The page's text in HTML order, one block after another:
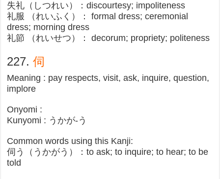
失礼（しつれい）：discourtesy; impoliteness​
礼服 （れいふく）： formal dress; ceremonial
dress; morning dress
礼節 （れいせつ）： decorum; propriety; politeness
227.伺
Meaning : pay respects, visit, ask, inquire, question,
implore
Onyomi :
Kunyomi : うかが-う
Common words using this Kanji:
伺う（うかがう）：to ask; to inquire; to hear; to be
told​